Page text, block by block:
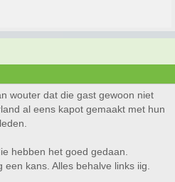
wouter dat die gast gewoon niet
al eens kapot gemaakt met hun
hebben het goed gedaan.
kans. Alles behalve links iig.